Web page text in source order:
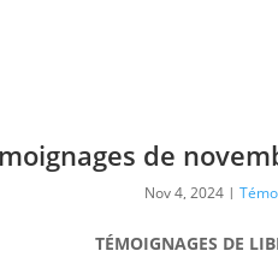
de
Nov 4, 2024 |
TÉMOIGNAGES DE